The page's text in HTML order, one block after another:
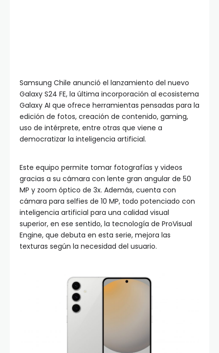
Samsung Chile anunció el lanzamiento del nuevo
Galaxy S24 FE, la última incorporación al ecosistema
Galaxy AI que ofrece herramientas pensadas para la
edición de fotos, creación de contenido, gaming,
uso de intérprete, entre otras que viene a
democratizar la inteligencia artificial.
Este equipo permite tomar fotografías y videos
gracias a su cámara con lente gran angular de 50
MP y zoom óptico de 3x. Además, cuenta con
cámara para selfies de 10 MP, todo potenciado con
inteligencia artificial para una calidad visual
superior, en ese sentido, la tecnología de ProVisual
Engine, que debuta en esta serie, mejora las
texturas según la necesidad del usuario.